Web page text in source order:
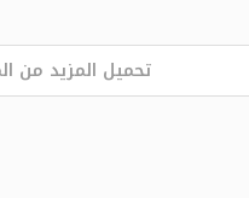
تحميل المزيد من